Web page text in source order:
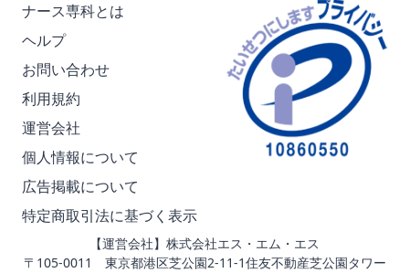
ナース専科とは
ヘルプ
お問い合わせ
利用規約
運営会社
個人情報について
広告掲載について
特定商取引法に基づく表示
【運営会社】株式会社エス・エム・エス
〒105-0011 東京都港区芝公園2-11-1住友不動産芝公園タワー